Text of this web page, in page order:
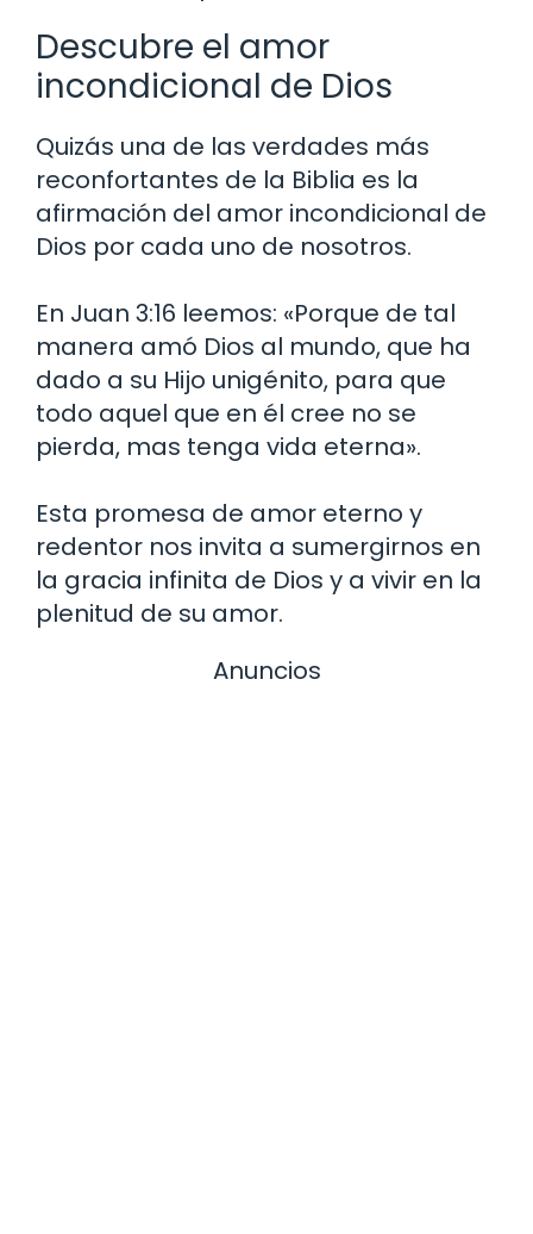
Descubre el amor
incondicional de Dios
Quizás una de las verdades más
reconfortantes de la Biblia es la
afirmación del amor incondicional de
Dios por cada uno de nosotros.
En Juan 3:16 leemos: «Porque de tal
manera amó Dios al mundo, que ha
dado a su Hijo unigénito, para que
todo aquel que en él cree no se
pierda, mas tenga vida eterna».
Esta promesa de amor eterno y
redentor nos invita a sumergirnos en
la gracia infinita de Dios y a vivir en la
plenitud de su amor.
Anuncios